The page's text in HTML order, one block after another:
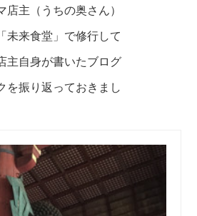
主（うちの奥さん）
未来食堂」で修行して
主自身が書いたブログ
を振り返っておきまし